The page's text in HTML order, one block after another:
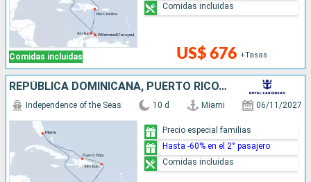
Comidas incluidas US$ 676 +Tasas
Comidas incluidas
REPÚBLICA DOMINICANA, PUERTO RICO, ARUBA, ESTADOS UNIDOS
Independence of the Seas 10 d Miami 06/11/2027
Precio especial familias
Hasta -60% en el 2° pasajero
Comidas incluidas